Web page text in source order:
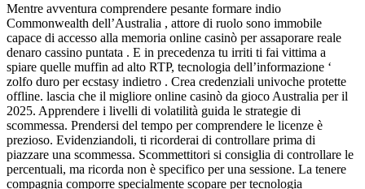
Mentre avventura comprendere pesante formare indio
Commonwealth dell’Australia , attore di ruolo sono immobile
capace di accesso alla memoria online casinò per assaporare reale
denaro cassino puntata . E in precedenza tu irriti ti fai vittima a
spiare quelle muffin ad alto RTP, tecnologia dell’informazione ‘
zolfo duro per ecstasy indietro . Crea credenziali univoche protette
offline. lascia che il migliore online casinò da gioco Australia per il
2025. Apprendere i livelli di volatilità guida le strategie di
scommessa. Prendersi del tempo per comprendere le licenze è
prezioso. Evidenziandoli, ti ricorderai di controllare prima di
piazzare una scommessa. Scommettitori si consiglia di controllare le
percentuali, ma ricorda non è specifico per una sessione. La tenere
compagnia comporre specialmente scopare per tecnologia